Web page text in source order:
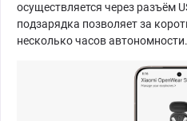
осуществляется через разъём
подзарядка позволяет за
несколько часов автономности.